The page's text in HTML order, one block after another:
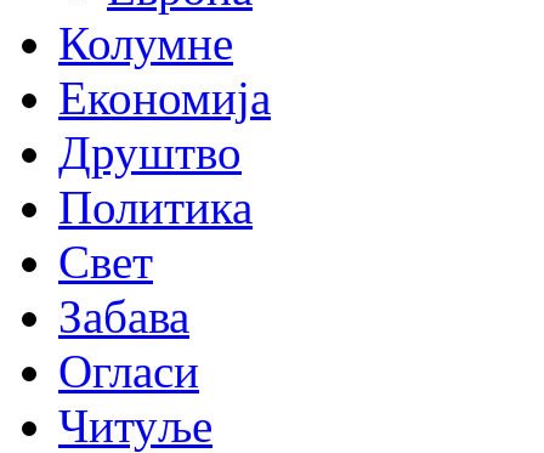
Колумне
Економија
Друштво
Политика
Свет
Забава
Огласи
Читуље